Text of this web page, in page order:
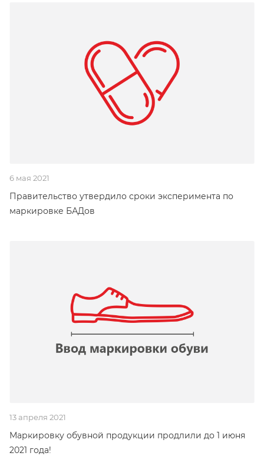
6 мая 2021
Правительство утвердило сроки эксперимента по
маркировке БАДов
13 апреля 2021
Маркировку обувной продукции продлили до 1 июня
2021 года!